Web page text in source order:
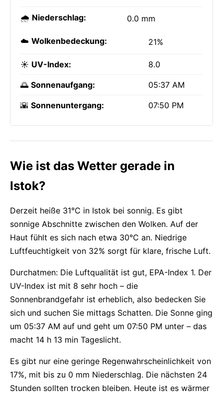
🌧️ Niederschlag: 0.0 mm
☁️ Wolkenbedeckung: 21%
☀️ UV-Index: 8.0
🌅 Sonnenaufgang: 05:37 AM
🌇 Sonnenuntergang: 07:50 PM
Wie ist das Wetter gerade in
Istok?
Derzeit heiße 31°C in Istok bei sonnig. Es gibt
sonnige Abschnitte zwischen den Wolken. Auf der
Haut fühlt es sich nach etwa 30°C an. Niedrige
Luftfeuchtigkeit von 32% sorgt für klare, frische Luft.
Durchatmen: Die Luftqualität ist gut, EPA-Index 1. Der
UV-Index ist mit 8 sehr hoch – die
Sonnenbrandgefahr ist erheblich, also bedecken Sie
sich und suchen Sie mittags Schatten. Die Sonne ging
um 05:37 AM auf und geht um 07:50 PM unter – das
macht 14 h 13 min Tageslicht.
Es gibt nur eine geringe Regenwahrscheinlichkeit von
17%, mit bis zu 0 mm Niederschlag. Die nächsten 24
Stunden sollten trocken bleiben. Heute ist es wärmer